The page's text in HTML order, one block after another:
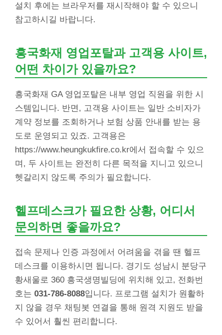
설치 후에는 브라우저를 재시작해야 할 수 있으니
참고하시길 바랍니다.
흥국화재 영업포탈과 고객용 사이트,
어떤 차이가 있을까요?
흥국화재 GA 영업포탈은 내부 영업 직원을 위한 시
스템입니다. 반면, 고객용 사이트는 일반 소비자가
계약 정보를 조회하거나 보험 상품 안내를 받는 용
도로 운영되고 있죠. 고객용은
https://www.heungkukfire.co.kr에서 접속할 수 있으
며, 두 사이트는 완전히 다른 목적을 지니고 있으니
헷갈리지 않도록 주의가 필요합니다.
헬프데스크가 필요한 상황, 어디서
문의하면 좋을까요?
접속 문제나 인증 과정에서 어려움을 겪을 땐 헬프
데스크를 이용하시면 됩니다. 경기도 성남시 분당구
황새울로 360 흥국생명빌딩에 위치해 있고, 전화번
호는 031-786-8088입니다. 프로그램 설치가 원활하
지 않을 경우 채팅봇 연결을 통해 원격 지원도 받을
수 있어서 훨씬 편리합니다.